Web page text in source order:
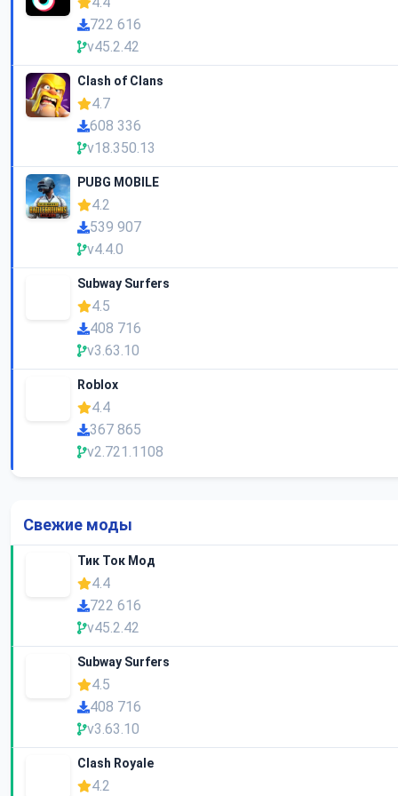
722 616
v45.2.42
Clash of Clans
4.7
608 336
v18.350.13
PUBG MOBILE
4.2
539 907
v4.4.0
Subway Surfers
4.5
408 716
v3.63.10
Roblox
4.4
367 865
v2.721.1108
Свежие моды
Тик Ток Мод
4.4
722 616
v45.2.42
Subway Surfers
4.5
408 716
v3.63.10
Clash Royale
4.2